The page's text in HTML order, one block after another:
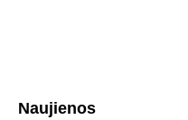
Naujienos